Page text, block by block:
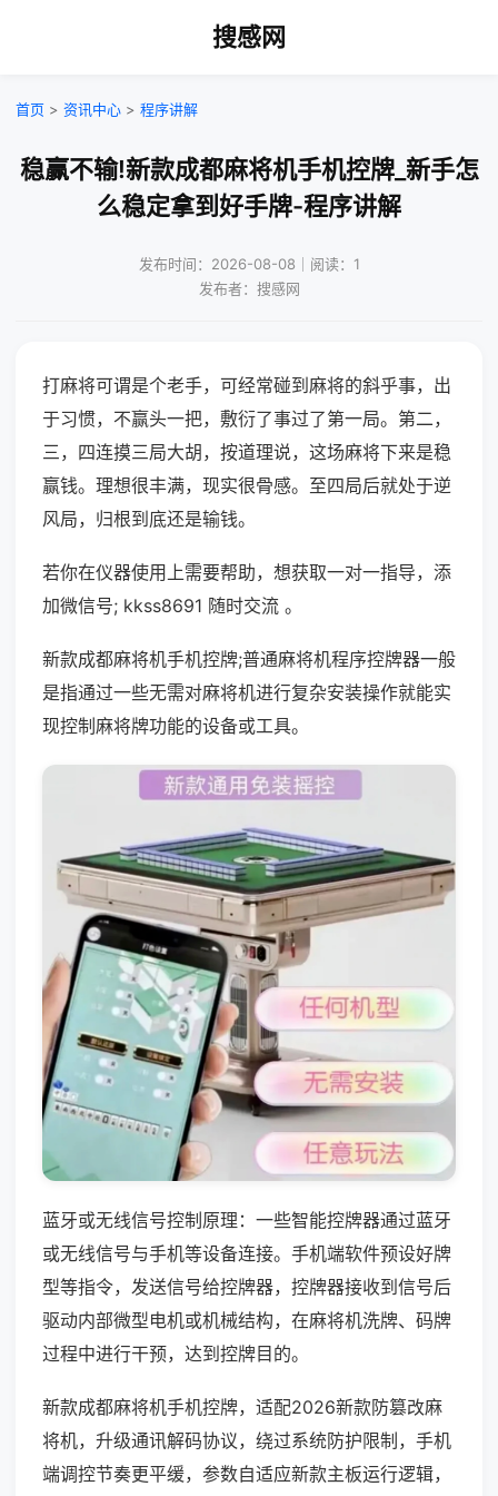
搜感网
首页 > 资讯中心 > 程序讲解
稳赢不输!新款成都麻将机手机控牌_新手怎
么稳定拿到好手牌-程序讲解
发布时间：2026-08-08｜阅读：1
发布者：搜感网
打麻将可谓是个老手，可经常碰到麻将的斜乎事，出
于习惯，不赢头一把，敷衍了事过了第一局。第二，
三，四连摸三局大胡，按道理说，这场麻将下来是稳
赢钱。理想很丰满，现实很骨感。至四局后就处于逆
风局，归根到底还是输钱。
若你在仪器使用上需要帮助，想获取一对一指导，添
加微信号; kkss8691 随时交流 。
新款成都麻将机手机控牌;普通麻将机程序控牌器一般
是指通过一些无需对麻将机进行复杂安装操作就能实
现控制麻将牌功能的设备或工具。
蓝牙或无线信号控制原理：一些智能控牌器通过蓝牙
或无线信号与手机等设备连接。手机端软件预设好牌
型等指令，发送信号给控牌器，控牌器接收到信号后
驱动内部微型电机或机械结构，在麻将机洗牌、码牌
过程中进行干预，达到控牌目的。
新款成都麻将机手机控牌，适配2026新款防篡改麻
将机，升级通讯解码协议，绕过系统防护限制，手机
端调控节奏更平缓，参数自适应新款主板运行逻辑，